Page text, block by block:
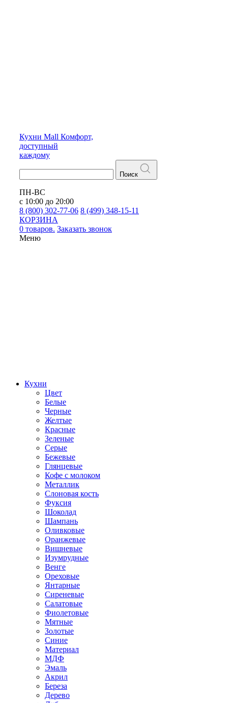
Кухни Mall Комфорт,
доступный
каждому
Поиск
ПН-ВС
с 10:00 до 20:00
8 (800) 302-77-06 8 (499) 348-15-11
КОРЗИНА
0 товаров. Заказать звонок
Меню
Кухни
Цвет
Белые
Черные
Желтые
Красные
Зеленые
Серые
Бежевые
Глянцевые
Кофе с молоком
Металлик
Слоновая кость
Фуксия
Шоколад
Шампань
Оливковые
Оранжевые
Вишневые
Изумрудные
Венге
Ореховые
Янтарные
Сиреневые
Салатовые
Фиолетовые
Мятные
Золотые
Синие
Материал
МДФ
Эмаль
Акрил
Береза
Дерево